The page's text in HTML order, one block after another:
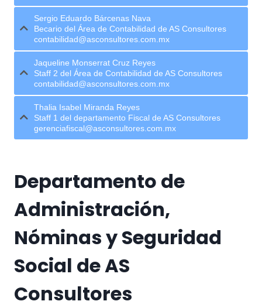
Sergio Eduardo Bárcenas Nava
Becario del Área de Contabilidad de AS Consultores
contabilidad@asconsultores.com.mx
Jaqueline Monserrat Cruz Reyes
Staff 2 del Área de Contabilidad de AS Consultores
contabilidad@asconsultores.com.mx
Thalia Isabel Miranda Reyes
Staff 1 del departamento Fiscal de AS Consultores
gerenciafiscal@asconsultores.com.mx
Departamento de
Administración,
Nóminas y Seguridad
Social de AS
Consultores